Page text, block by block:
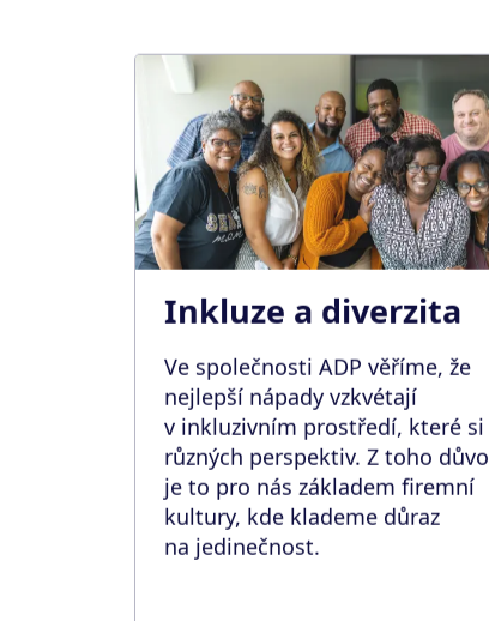
Inkluze a diverzita
Ve společnosti ADP věříme, že
nejlepší nápady vzkvétají
v inkluzivním prostředí, které si
různých perspektiv. Z toho
je to pro nás základem firemní
kultury, kde klademe důraz
na jedinečnost.